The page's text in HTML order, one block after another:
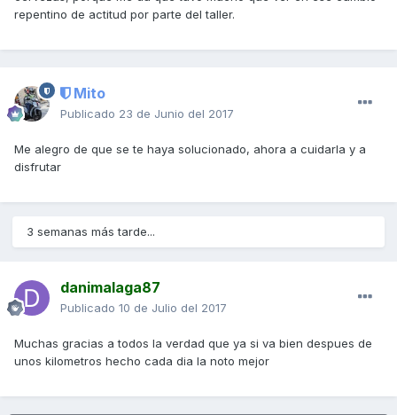
repentino de actitud por parte del taller.
Mito
Publicado 23 de Junio del 2017
Me alegro de que se te haya solucionado, ahora a cuidarla y a
disfrutar
3 semanas más tarde...
danimalaga87
Publicado 10 de Julio del 2017
Muchas gracias a todos la verdad que ya si va bien despues de
unos kilometros hecho cada dia la noto mejor